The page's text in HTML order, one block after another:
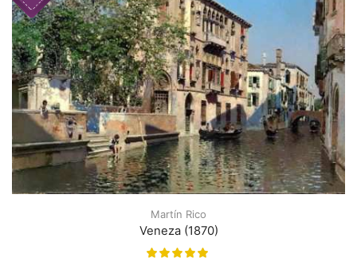
Martín Rico
Veneza (1870)